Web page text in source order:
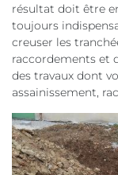
résultat doit être
toujours
creuser les
raccordements et
des travaux dont
assainissement,